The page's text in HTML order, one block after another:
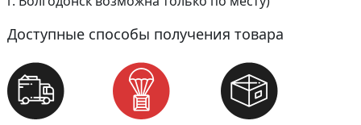
Доступные способы получения товара